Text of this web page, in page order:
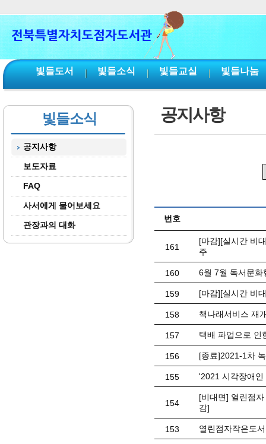
빛들도서 빛들소식 빛들교실 빛들나눔
빛들소식
공지사항
보도자료
FAQ
사서에게 물어보세요
관장과의 대화
공지사항
번호
161
[마감][실시간 비
주
160 6월 7월 독서문화
159 [마감][실시간 비
158 책나래서비스 재
157 택배 파업으로 인
156 [종료]2021-1차
155 '2021 시각장애
154
[비대면] 열린점
감]
153 열린점자작은도